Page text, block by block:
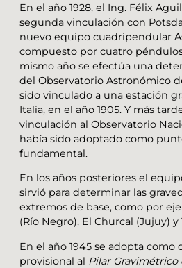
En el año 1928, el Ing. Félix
segunda vinculación con
nuevo equipo cuadripendular
compuesto por cuatro
mismo año se efectúa una
del Observatorio Astronómico
sido vinculado a una estación
Italia, en el año 1905. Y más
vinculación al Observatorio
había sido adoptado como
fundamental.
En los años posteriores el
sirvió para determinar las
extremos de base, como por
(Río Negro), El Churcal (Jujuy) y
En el año 1945 se adopta
provisional al Pilar